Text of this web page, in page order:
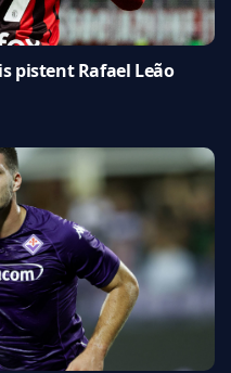
pistent Rafael Leão